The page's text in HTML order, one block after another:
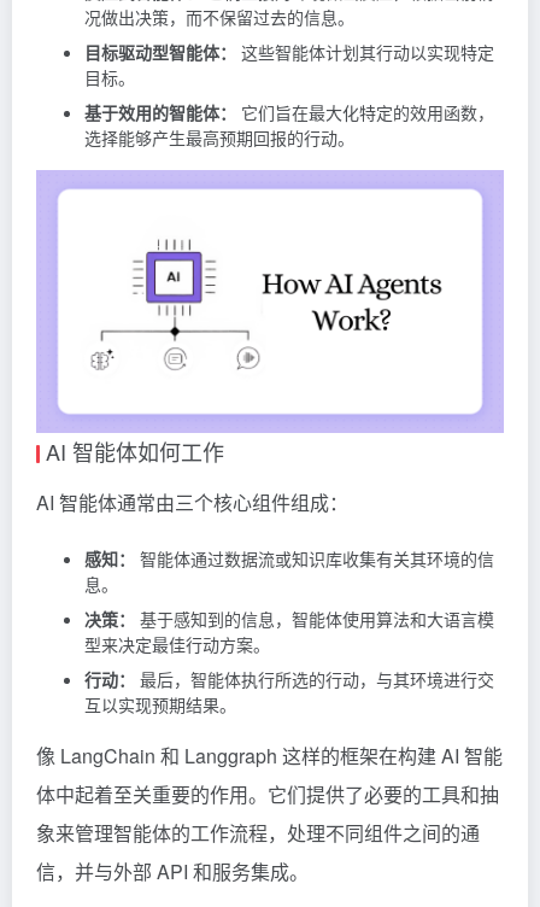
况做出决策，而不保留过去的信息。
目标驱动型智能体：
这些智能体计划其行动以实现特定
目标。
基于效用的智能体：
它们旨在最大化特定的效用函数，
选择能够产生最高预期回报的行动。
AI 智能体如何工作
AI 智能体通常由三个核心组件组成：
感知：
智能体通过数据流或知识库收集有关其环境的信
息。
决策：
基于感知到的信息，智能体使用算法和大语言模
型来决定最佳行动方案。
行动：
最后，智能体执行所选的行动，与其环境进行交
互以实现预期结果。
像 LangChain 和 Langgraph 这样的框架在构建 AI 智能
体中起着至关重要的作用。它们提供了必要的工具和抽
象来管理智能体的工作流程，处理不同组件之间的通
信，并与外部 API 和服务集成。